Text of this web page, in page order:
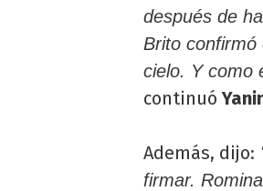
después de
Brito confirmó
cielo. Y como
continuó
Además, dijo:
firmar.